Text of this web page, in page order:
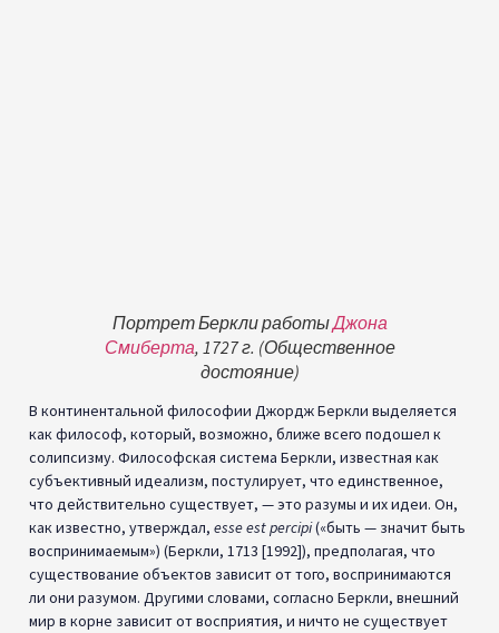
Портрет Беркли работыДжона
Смиберта, 1727 г. (Общественное
достояние)
В континентальной философии Джордж Беркли выделяется
как философ, который, возможно, ближе всего подошел к
солипсизму. Философская система Беркли, известная как
субъективный идеализм, постулирует, что единственное,
что действительно существует, — это разумы и их идеи. Он,
как известно, утверждал, esse est percipi(«быть — значит быть
воспринимаемым») (Беркли, 1713 [1992]), предполагая, что
существование объектов зависит от того, воспринимаются
ли они разумом. Другими словами, согласно Беркли, внешний
мир в корне зависит от восприятия, и ничто не существует